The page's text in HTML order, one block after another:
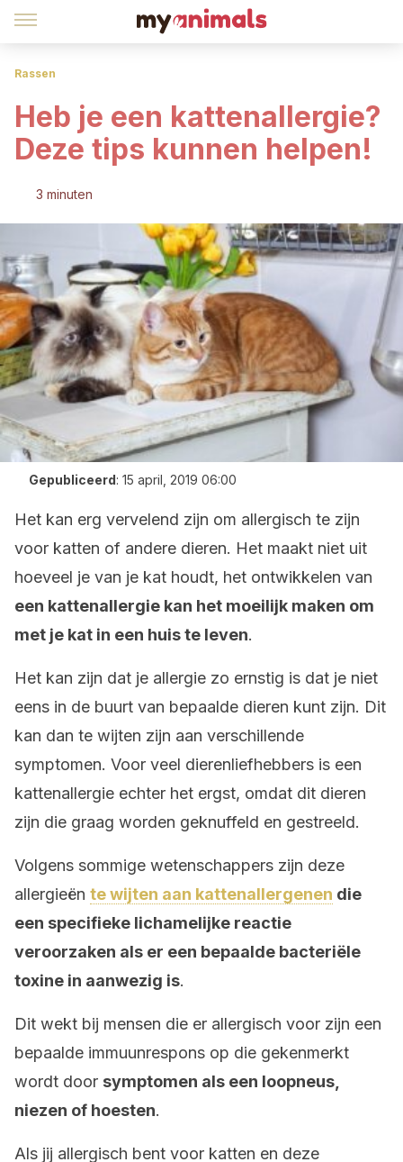
Rassen
Heb je een kattenallergie?
Deze tips kunnen helpen!
3 minuten
Gepubliceerd: 15 april, 2019 06:00
Het kan erg vervelend zijn om allergisch te zijn
voor katten of andere dieren. Het maakt niet uit
hoeveel je van je kat houdt, het ontwikkelen van
een kattenallergie kan het moeilijk maken om
met je kat in een huis te leven.
Het kan zijn dat je allergie zo ernstig is dat je niet
eens in de buurt van bepaalde dieren kunt zijn. Dit
kan dan te wijten zijn aan verschillende
symptomen. Voor veel dierenliefhebbers is een
kattenallergie echter het ergst, omdat dit dieren
zijn die graag worden geknuffeld en gestreeld.
Volgens sommige wetenschappers zijn deze
allergieën te wijten aan kattenallergenen die
een specifieke lichamelijke reactie
veroorzaken als er een bepaalde bacteriële
toxine in aanwezig is.
Dit wekt bij mensen die er allergisch voor zijn een
bepaalde immuunrespons op die gekenmerkt
wordt door symptomen als een loopneus,
niezen of hoesten.
Als jij allergisch bent voor katten en deze